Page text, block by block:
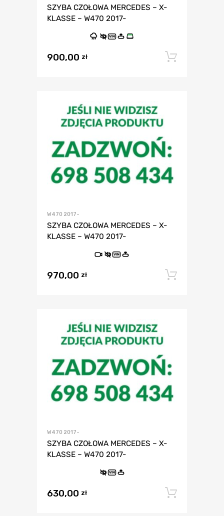
SZYBA CZOŁOWA MERCEDES – X-
KLASSE – W470 2017-
VIN
900,00 zł
W470 2017-
SZYBA CZOŁOWA MERCEDES – X-
KLASSE – W470 2017-
VIN
970,00 zł
W470 2017-
SZYBA CZOŁOWA MERCEDES – X-
KLASSE – W470 2017-
VIN
630,00 zł